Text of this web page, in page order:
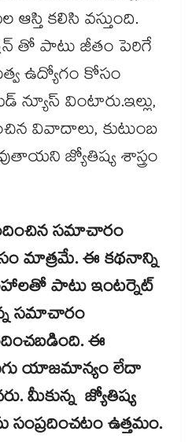
ఆస్తి కలిసి వస్తుంది.
తో పాటు జీతం పెరిగే
ఉద్యోగం కోసం
న్యూస్​ వింటారు.ఇల్లు,
వివాదాలు, కుటుంబ
జ్యోతిష్య శాస్త్రం
సమాచారం
మాత్రమే. ఈ కథనాన్ని
పాటు ఇంటర్నెట్
సమాచారం
ఈ
యాజమాన్యం లేదా
మీకున్న జ్యోతిష్య
సంప్రదించటం ఉత్తమం.